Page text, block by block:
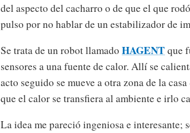
del aspecto del cacharro o de que el que
pulso por no hablar de un estabilizador de
Se trata de un robot llamado HAGENT que
sensores a una fuente de calor. Allí se
acto seguido se mueve a otra zona de la
que el calor se transfiera al ambiente e irlo
La idea me pareció ingeniosa e interesante;